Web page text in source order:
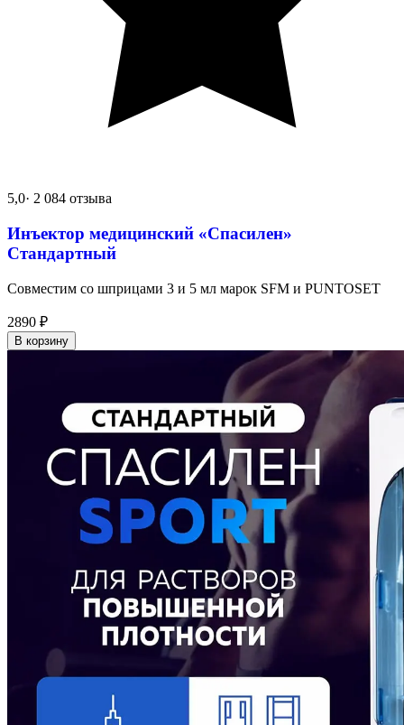
5,0· 2 084 отзыва
Инъектор медицинский «Спасилен»
Стандартный
Совместим со шприцами 3 и 5 мл марок SFM и PUNTOSET
2890 ₽
В корзину